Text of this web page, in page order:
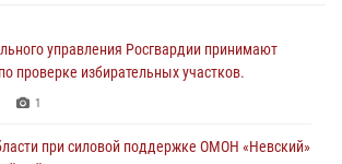
управления Росгвардии принимают
проверке избирательных участков.
1
при силовой поддержке ОМОН «Невский»